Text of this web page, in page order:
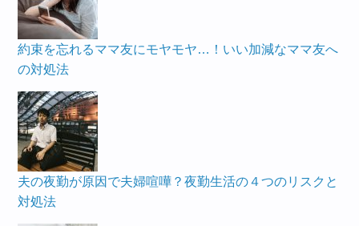
約束を忘れるママ友にモヤモヤ…！いい加減なママ友へ
の対処法
夫の夜勤が原因で夫婦喧嘩？夜勤生活の４つのリスクと
対処法